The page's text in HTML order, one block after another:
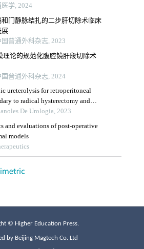
© Higher Education Press.
by Beijing Magtech Co. Ltd